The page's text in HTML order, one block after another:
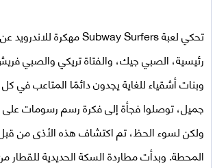
تحكيلعبة Subway Surfers مهكرة للاندرويد
رئيسية، الصبي جيك، والفتاة تريكي والصبي
وبنات أشقياء للغاية يجدون دائمًا المتاعب في
جميل، توصلوا فجأة إلى فكرة رسم رسومات
ولكن لسوء الحظ، تم اكتشاف هذه الأذى من
المحطة. وبدأت مطاردة السكة الحديدية للقطار